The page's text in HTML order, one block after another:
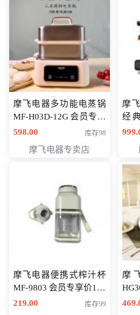
摩飞电器多功能电蒸锅
MF-H03D-12G 会员专享
价398元
598.00 库存98
摩飞电器专卖店
摩
经
专享
摩飞电器便携式榨汁杯
MF-9803 会员专享价138
元
219.00 库存99
摩
MF-